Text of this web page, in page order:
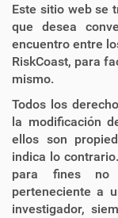
Este sitio web se
que desea
encuentro entre
RiskCoast, para
mismo.
Todos los
la modificación
ellos son
indica lo
para fines no
perteneciente a
investigador,